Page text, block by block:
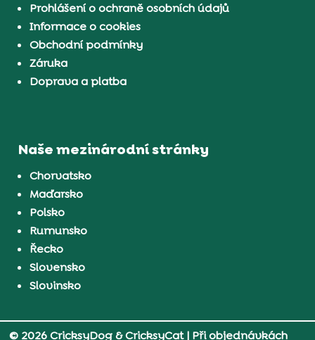
Prohlášení o ochraně osobních údajů
Informace o cookies
Obchodní podmínky
Záruka
Doprava a platba
Naše mezinárodní stránky
Chorvatsko
Maďarsko
Polsko
Rumunsko
Řecko
Slovensko
Slovinsko
© 2026 CricksyDog & CricksyCat| Při objednávkách